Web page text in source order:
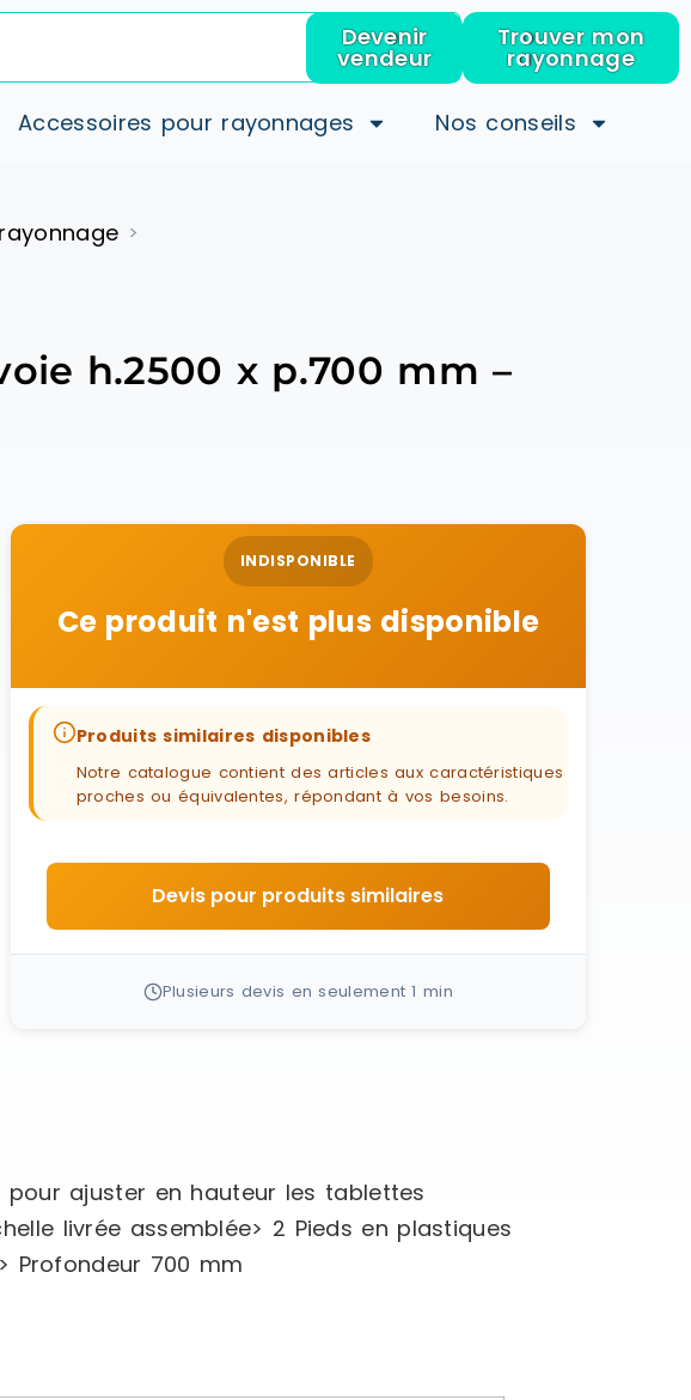
Devenir
vendeur
Trouver mon
rayonnage
Accessoires pour rayonnages Nos conseils
>
h.2500 x p.700 mm –
INDISPONIBLE
Ce produit n'est plus disponible
Produits similaires disponibles
Notre catalogue contient des articles aux caractéristiques
proches ou équivalentes, répondant à vos besoins.
Devis pour produits similaires
Plusieurs devis en seulement 1 min
pour ajuster en hauteur les tablettes
livrée assemblée> 2 Pieds en plastiques
Profondeur 700 mm